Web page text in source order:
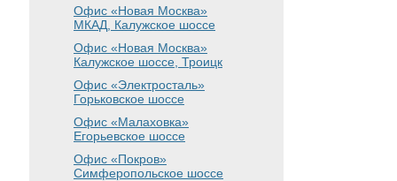
Офис «Новая Москва»
МКАД, Калужское шоссе
Офис «Новая Москва»
Калужское шоссе, Троицк
Офис «Электросталь»
Горьковское шоссе
Офис «Малаховка»
Егорьевское шоссе
Офис «Покров»
Симферопольское шоссе